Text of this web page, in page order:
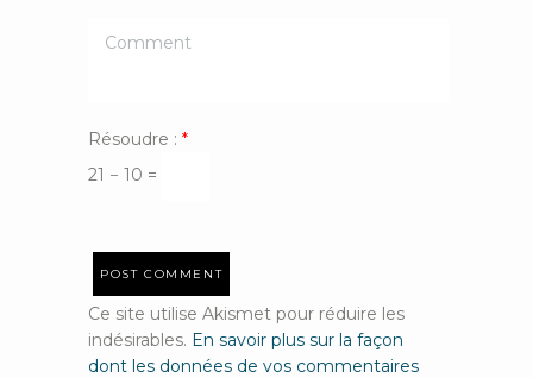
Résoudre : *
21 − 10 =
Ce site utilise Akismet pour réduire les
indésirables. En savoir plus sur la façon
dont les données de vos commentaires